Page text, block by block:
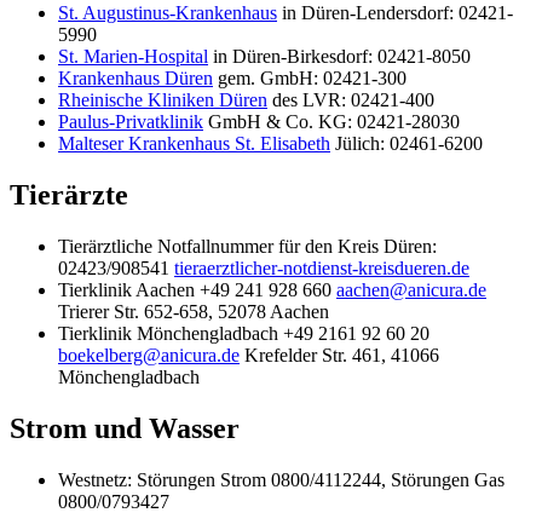
St. Augustinus-Krankenhaus in Düren-Lendersdorf: 02421-
5990
St. Marien-Hospital in Düren-Birkesdorf: 02421-8050
Krankenhaus Düren gem. GmbH: 02421-300
Rheinische Kliniken Düren des LVR: 02421-400
Paulus-Privatklinik GmbH & Co. KG: 02421-28030
Malteser Krankenhaus St. Elisabeth Jülich: 02461-6200
Tierärzte
Tierärztliche Notfallnummer für den Kreis Düren:
02423/908541 tieraerztlicher-notdienst-kreisdueren.de
Tierklinik Aachen +49 241 928 660 aachen@anicura.de
Trierer Str. 652-658, 52078 Aachen
Tierklinik Mönchengladbach +49 2161 92 60 20
boekelberg@anicura.de Krefelder Str. 461, 41066
Mönchengladbach
Strom und Wasser
Westnetz: Störungen Strom 0800/4112244, Störungen Gas
0800/0793427